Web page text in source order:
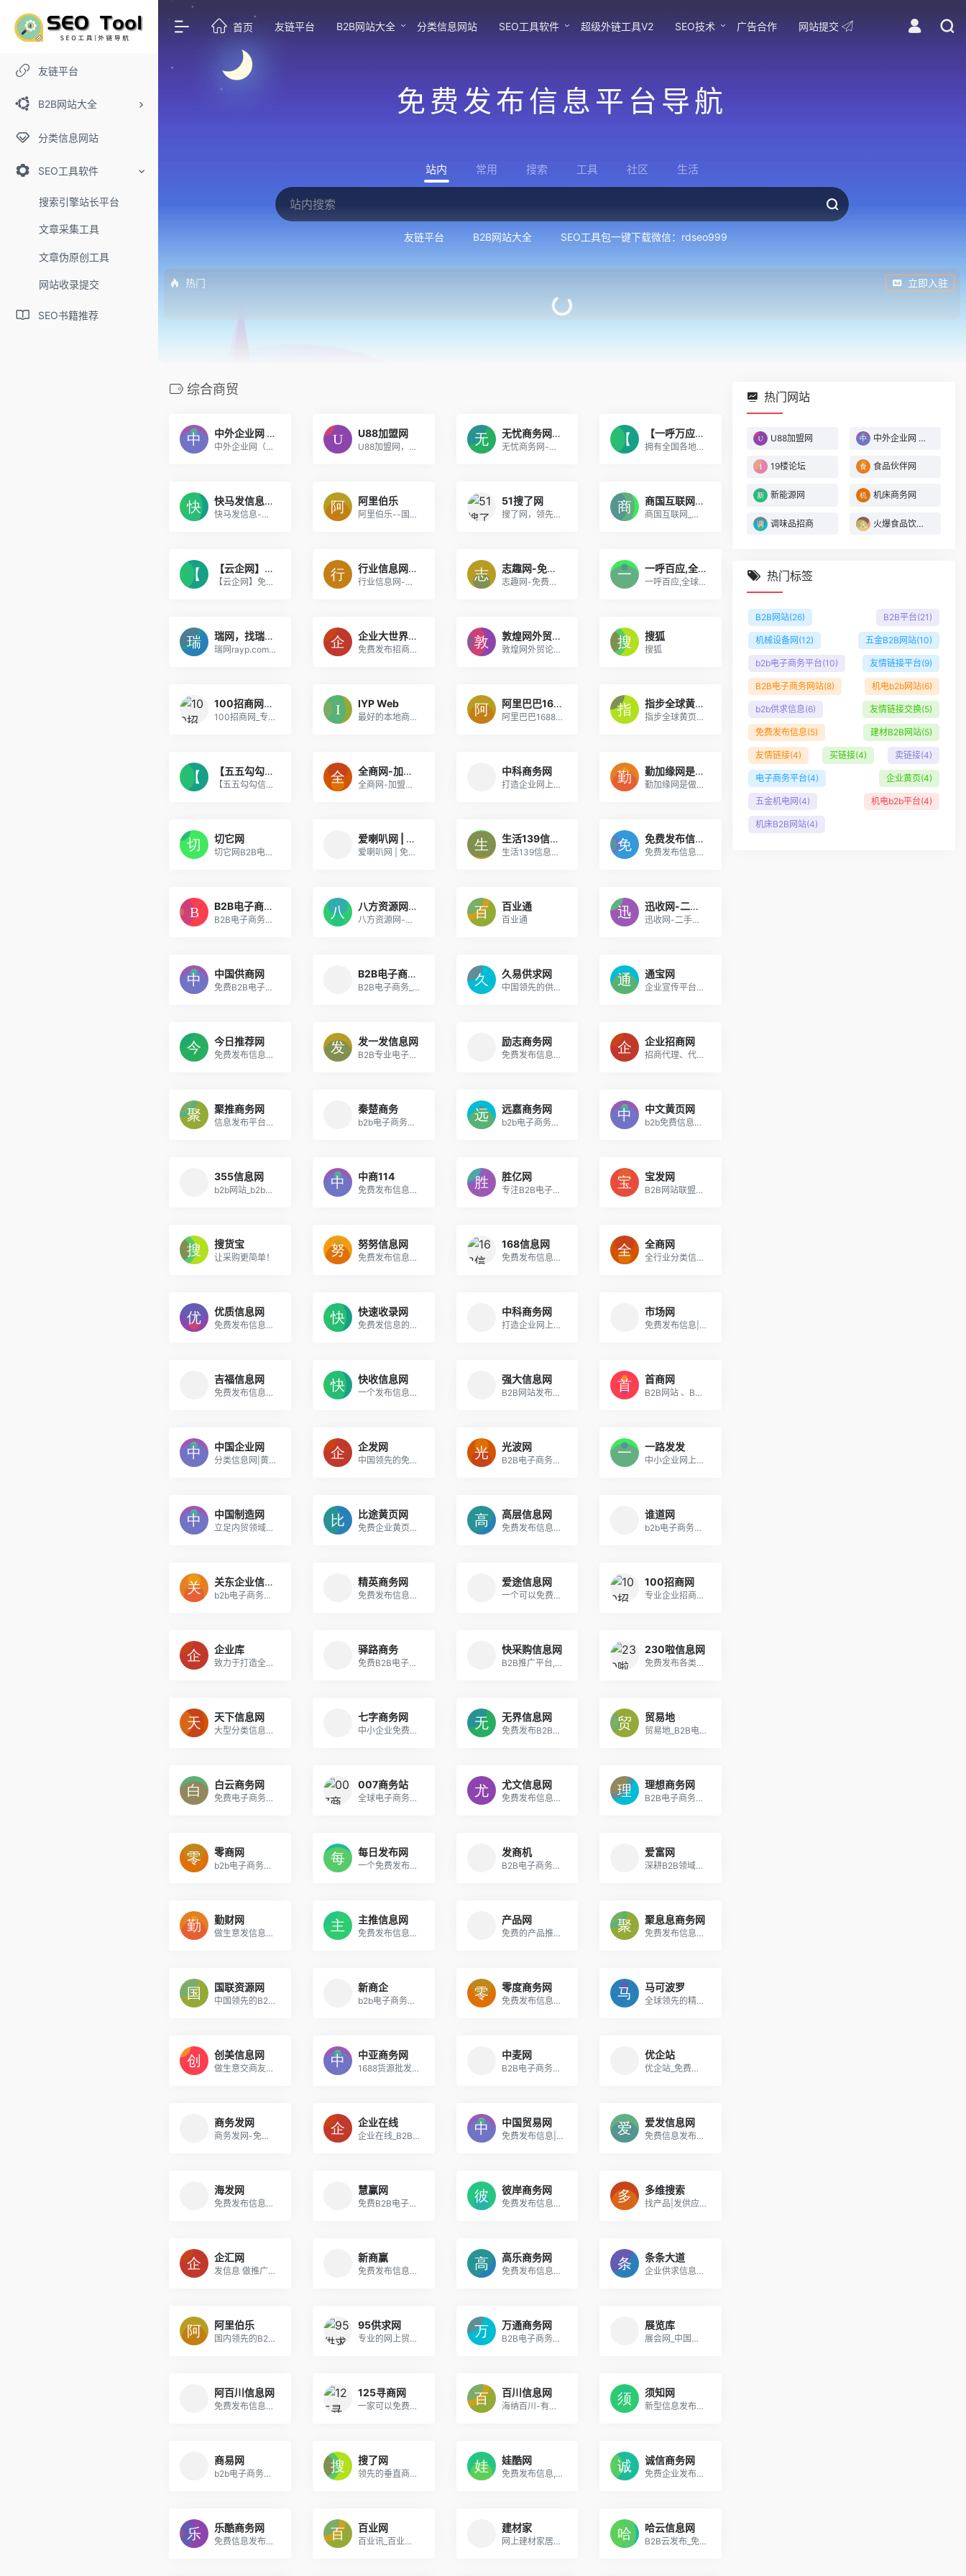
友链平台
B2B网站大全
分类信息网站
SEO工具软件
搜索引擎站长平台
文章采集工具
文章伪原创工具
网站收录提交
SEO书籍推荐
首页 友链平台 B2B网站大全 分类信息网站 SEO工具软件 超级外链工具V2 SEO技术 广告合作 网站提交
免费发布信息平台导航
站内 常用 搜索 工具 社区 生活
友链平台 B2B网站大全 SEO工具包一键下载微信：rdseo999
热门 立即入驻
综合商贸
中外企业网 随时随地 成就生意
中外企业网（www.wnet.com.cn）是以网络信息业为主，横跨信息、Internet、无线互联网、出版、广告、发行、通信和项目拓展等产业的信息传播和商务服务机构
U88加盟网
U88加盟网，创业开店加盟找项目就上U88加盟网。整合全平台线上资源，助力加盟创业新服务，为创业者提供优质项目，为企业提供渠道建设服务。打造招商加盟行业优质渠道服务平台
无忧商务网-专业的免费B2B电子商务推广平台「无忧商务 商务无忧」
无忧商务网-专业的免费B2B电子商务推广平台「无忧商务 商务无忧」
【一呼万应网】
拥有全国各地超过千万家企业信息,找企业信息就到黄页网。
快马发信息-集企业自助建站产品推广商机发布的B2B免费发信息平台
快马发信息-集企业自助建站产品推广商机发布的B2B免费发信息平台
阿里伯乐
阿里伯乐--国内领先的B2B电子商务网上贸易平台
51搜了网
搜了网，领先的垂直商业搜索引擎与系统化网络营销平台，专业的网上推广和贸易平台
商国互联网_免费产品推广平台_免费产品发布平台
商国互联网_免费产品推广平台_免费产品发布平台
【云企网】免费发布分类信息的网站_商务信息推广平台
【云企网】免费发布分类信息的网站_商务信息推广平台
行业信息网-免费发布信息网站,免费行业b2b商务平台
行业信息网-免费发布信息网站,免费行业b2b商务平台
志趣网-免费发布信息的b2b电子商务网
志趣网-免费发布信息的b2b电子商务网
一呼百应,全球制造供应链产品交易平台,产品营销平台
一呼百应,全球制造供应链产品交易平台,产品营销平台
瑞网，找瑞安产品上瑞网
瑞网rayp.com，找瑞安产品上瑞网
企业大世界-免费发布招商加盟信息
免费发布招商加盟信息-查找招商加盟信息请登录企业大世界，每天都有新商家。
敦煌网外贸论坛：外贸经验、出口信息的交流社区-跨境电商B2B外贸论坛
敦煌网外贸论坛：外贸经验、出口信息的交流社区-跨境电商B2B外贸论坛
搜狐
搜狐
100招商网_专业企业招商产品推广发布平台
100招商网_专业企业招商产品推广发布平台
IYP Web
最好的本地商業目錄包括餐飲...
阿里巴巴1688.com – 全球领先的采购批发平台,批发网
阿里巴巴1688.com - 全球领先的采购批发平台,批发网
指步全球黄页网
指步全球黄页网,企业黄页网站,免费供求信息发布
【五五勾勾信息网】 – 免费发布B2B信息平台
【五五勾勾信息网】 - 免费发布B2B信息平台
全商网-加盟、招商、连锁的诚信网站。
全商网-加盟、招商、连锁的诚信网站。
中科商务网
打造企业网上商务平台、250万家注册企业 3000万个供求信息
勤加缘网是做生意交商友的免费b2b电子商务网站
勤加缘网是做生意交商友的免费b2b电子商务网站
切它网
切它网B2B电子商务网站、免费B2B网上贸易平台
爱喇叭网 | 免费发布信息 全国分类信息查询
爱喇叭网 | 免费发布信息 全国分类信息查询
生活139信息网_一站式B2B企业供求平台推广知识查询
生活139信息网_一站式B2B企业供求平台推广知识查询
免费发布信息网|发布信息平台|信息发布网站|免费建站【今日推荐网】
免费发布信息网|发布信息平台|信息发布网站|免费建站【今日推荐网】
B2B电子商务平台_B2B免费信息网_免费发布信息网-速企信息网
B2B电子商务平台_B2B免费信息网_免费发布信息网-速企信息网
八方资源网-赢造自由的网上贸易
八方资源网-赢造自由的网上贸易
百业通
百业通
迅收网-二手设备_再生资源_废品回收_废旧物资B2B交易平台
迅收网-二手设备_再生资源_废品回收_废旧物资B2B交易平台
中国供商网
免费B2B电子商务网站 信息发布平台
B2B电子商务网
B2B电子商务_企业大全_最新行业资讯_B2B电子商务网
久易供求网
中国领先的供求信息平台
通宝网
企业宣传平台网站，产品批发代理一站式宣传网站
今日推荐网
免费发布信息网|发布信息平台|信息发布网站|免费建站
发一发信息网
B2B专业电子商务平台,b2b企业黄页免费发布信息网
励志商务网
免费发布信息网站大全_企业B2B电子商务推广平台
企业招商网
招商代理、代理加盟、供应求购、服务信息、企业黄页免费信息平台！
聚推商务网
信息发布平台_信息发布网站_企业免费发布信息网_B2B电子商务平台
秦楚商务
b2b电子商务网站_免费发布信息网站_免费发布供求信息
远嘉商务网
b2b电子商务网站_免费发布信息网站_免费发布供求信息
中文黄页网
b2b免费信息发布网站_免费企业黄页大全
355信息网
b2b网站_b2b免费发布信息网站_综合性B2B信息发布平台
中商114
免费发布信息_行业领先的商业分享平台
胜亿网
专注B2B电子商务，为企业提供一站式网络服务
宝发网
B2B网站联盟，让您生意爆发！
搜货宝
让采购更简单！
努努信息网
免费发布信息网站|信息发布网|免费发布网
168信息网
免费发布信息网站|信息发布网|免费发布网
全商网
全行业分类信息平台_免费发布信息网_分类信息网
优质信息网
免费发布信息的网站_企业电子商务推广平台
快速收录网
免费发信息的网站|软文发布平台|免费信息推广
中科商务网
打造企业网上商务平台、250万家注册企业 3000万个供求信息
市场网
免费发布信息|市场价格|采购批发|买卖信息
吉福信息网
免费发布信息网站大全平台
快收信息网
一个发布信息收录很快的网站|免费信息发布网
强大信息网
B2B网站发布信息平台_免费信息发布网
首商网
B2B网站 、B2B电子商务平台 企业免费发布信息网
中国企业网
分类信息网|黄页大全|信息发布平台
企发网
中国领先的免费发布信息网站、企业B2B网站电子商务平台
光波网
B2B电子商务平台|电商圈
一路发发
中小企业网上做生意B2B电子商务平台
中国制造网
立足内贸领域，专注中国制造的B2B电子商务平台
比途黄页网
免费企业黄页网站,企业黄页信息服务平台
高层信息网
免费发布信息网站_B2B网站大全
谁道网
b2b电子商务网站_免费发布商机供求信息网站平台
关东企业信息网
b2b电子商务平台,中国东北领先的网上贸易供求发布网站,是免费建站,产品推广首选
精英商务网
免费发布信息的网站_企业电子商务推广平台
爱途信息网
一个可以免费发布信息的网站
100招商网
专业企业招商产品推广发布平台
企业库
致力于打造全球最大的b2b网站商业搜索平台
驿路商务
免费B2B电子商务平台，企业网络营销推广网站
快采购信息网
B2B推广平台,免费B2B信息发布推广平台！
230啦信息网
免费发布各类信息，实用好用不错的产品推广平台B2B网站
天下信息网
大型分类信息网，免费发布分类信息
七字商务网
中小企业免费信息发布平台
无界信息网
免费发布B2B信息平台
贸易地
贸易地_B2B电子商务网站_免费发布信息_中国领先的网上贸易平台！
白云商务网
免费电子商务平台_综合B2B电子商务网站
007商务站
全球电子商务网上贸易B2B平台
尤文信息网
免费发布信息网站_B2B信息推广平台_免费发信息
理想商务网
B2B电子商务网站_B2B信息发布_免费发布信息网
零商网
b2b电子商务平台
每日发布网
一个免费发布信息网站_企业信息推广平台
发商机
B2B电子商务网站_B2B信息发布_免费发布信息网
爱富网
深耕B2B领域6年-专注免费发布信息的B2B网站
勤财网
做生意发信息建网站的免费B2B商贸网站
主推信息网
免费发布信息的网站_企业电子商务推广平台
产品网
免费的产品推广网站
聚息息商务网
免费发布信息的网站_B2B网站大全_免费信息发布平台
国联资源网
中国领先的B2B电子商务集群,高效的链商资源整合服务网络
新商企
b2b电子商务平台 免费发布信息的B2B电子商务网站
零度商务网
免费发布信息平台 B2B电子商务网站
马可波罗
全球领先的精准采购搜索引擎
创美信息网
做生意交商友的免费信息发布网站
中亚商务网
1688货源批发网_全球领先的B2B电子商务平台
中麦网
B2B电子商务平台、B2B网上贸易网站
优企站
优企站_免费发布信息_B2B电子商务网站_微商货源网_中小企业联盟网站
商务发网
商务发网-免费发布信息网_B2B电子商务网站_免费发布供求信息
企业在线
企业在线_B2B电子商务网站_免费B2B电子商务平台
中国贸易网
免费发布信息|免费注册会员网站、专业的B2B电子商务信息平台网站
爱发信息网
免费信息发布网站_企业信息免费发布平台
海发网
免费发布信息_b2b网站_电子商务平台
慧赢网
免费B2B电子商务网站 信息发布平台
彼岸商务网
免费发布信息的网站大全,企业电子商务推广平台
多维搜索
找产品|发供应|寻采购综合型B2B电子商务平台
企汇网
发信息 做推广就上企汇网
新商赢
免费发布信息网站_b2b商务平台
高乐商务网
免费发布信息的网站_企业电子商务推广平台
条条大道
企业供求信息免费发布平台；找产品，找销路，上条条大道网
阿里伯乐
国内领先的B2B电子商务网上贸易平台
95供求网
专业的网上贸易供求平台
万通商务网
B2B电子商务网上贸易平台
展览库
展会网_中国会展网_展览展会信息大全_专业的展会门户网站!
阿百川信息网
免费发布信息的网站_企业电子商务推广平台
125寻商网
一家可以免费发信息的B2B电子商务网站
百川信息网
海纳百川-有容乃大_做生意交商友平台
须知网
新型信息发布与对接平台_发布信息
商易网
b2b电子商务平台网站大全免费B2B发布供求信息网站
搜了网
领先的垂直商业搜索引擎与系统化网络营销平台，专业的网上推广和贸易平台
娃酷网
免费发布信息,您首选的信息分类网
诚信商务网
免费企业发布信息的网站_B2B电子商务推广平台
乐酷商务网
免费信息发布网_企业B2B网站_B2B电子商务平台
百业网
百业讯_百业网店
建材家
网上建材家居市场,装饰装修材料大全,建材网-建材家装网
哈云信息网
B2B云发布_免费信息发布网
热门网站
U88加盟网 中外企业网 随时随地 成就生意
19楼论坛 食品伙伴网
新能源网 机床商务网
调味品招商 火爆食品饮料招商网
热门标签
B2B网站(26) B2B平台(21)
机械设备网 (12) 五金B2B网站(10)
b2b电子商务平台(10) 友情链接平台(9)
B2B电子商务网站(8) 机电b2b网站(6)
b2b供求信息(6) 友情链接交换(5)
免费发布信息(5) 建材B2B网站(5)
友情链接(4) 买链接(4) 卖链接(4)
电子商务平台(4) 企业黄页(4)
五金机电网 (4) 机电b2b平台(4)
机床B2B网站(4)